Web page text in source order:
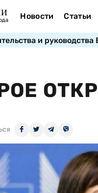
Новости Статьи
и руководства